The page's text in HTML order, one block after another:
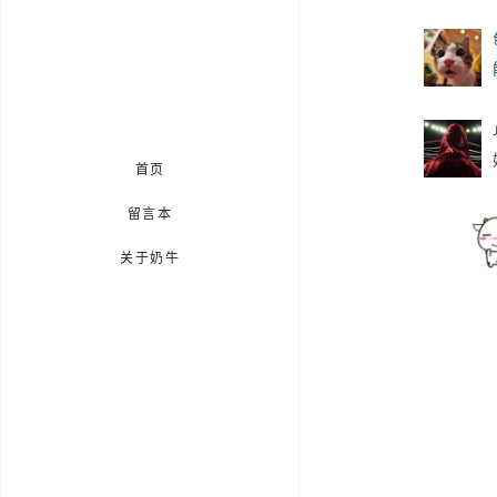
首页
留言本
关于奶牛